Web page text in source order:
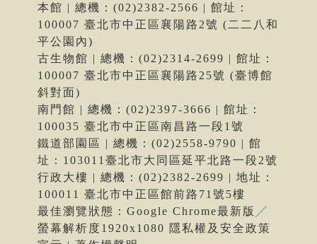
本館 | 總機：(02)2382-2566 | 館址：
100007 臺北市中正區襄陽路2號 (二二八和
平公園內)
古生物館 | 總機：(02)2314-2699 | 館址：
100007 臺北市中正區襄陽路25號 (臺博館
斜對面)
南門館 | 總機：(02)2397-3666 | 館址：
100035 臺北市中正區南昌路一段1號
鐵道部園區 | 總機：(02)2558-9790 | 館
址：103011臺北市大同區延平北路一段2號
行政大樓 | 總機：(02)2382-2699 | 地址：
100011 臺北市中正區館前路71號5樓
最佳瀏覽狀態：Google Chrome最新版╱
螢幕解析度1920x1080 隱私權及安全政策